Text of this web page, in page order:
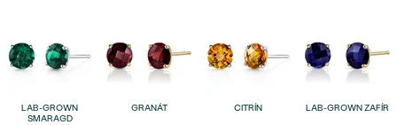
Najpredávanejšie
DRAHOKAM
S LAB GROWN DIAMANTMI
S PERLAMI
LUXUSNÉ
LAB-GROWN
SMARAGD
GRANÁT CITRÍN LAB-GROWN ZAFÍR